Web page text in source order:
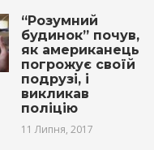
“Розумний
будинок” почув,
як американець
погрожує своїй
подрузі, і
викликав
поліцію
11 Липня, 2017